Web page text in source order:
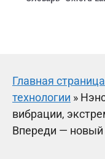
Главная страница
технологии »
вибрации,
Впереди — новый